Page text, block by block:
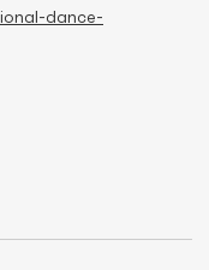
dance-